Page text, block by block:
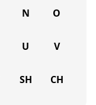
N O
U V
SH CH